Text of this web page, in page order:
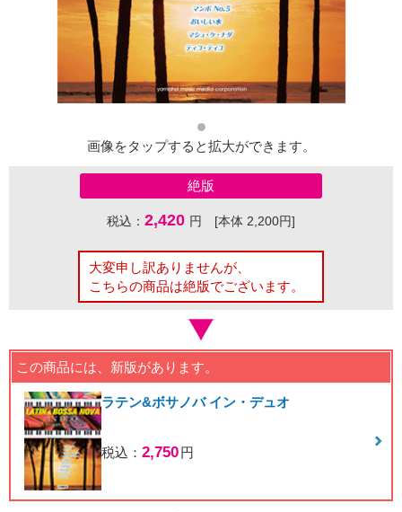
画像をタップすると拡大ができます。
絶版
税込： 2,420 円 [本体 2,200円]
大変申し訳ありませんが、
こちらの商品は絶版でございます。
この商品には、新版があります。
ラテン&ボサノバ イン・デュオ
税込： 2,750円